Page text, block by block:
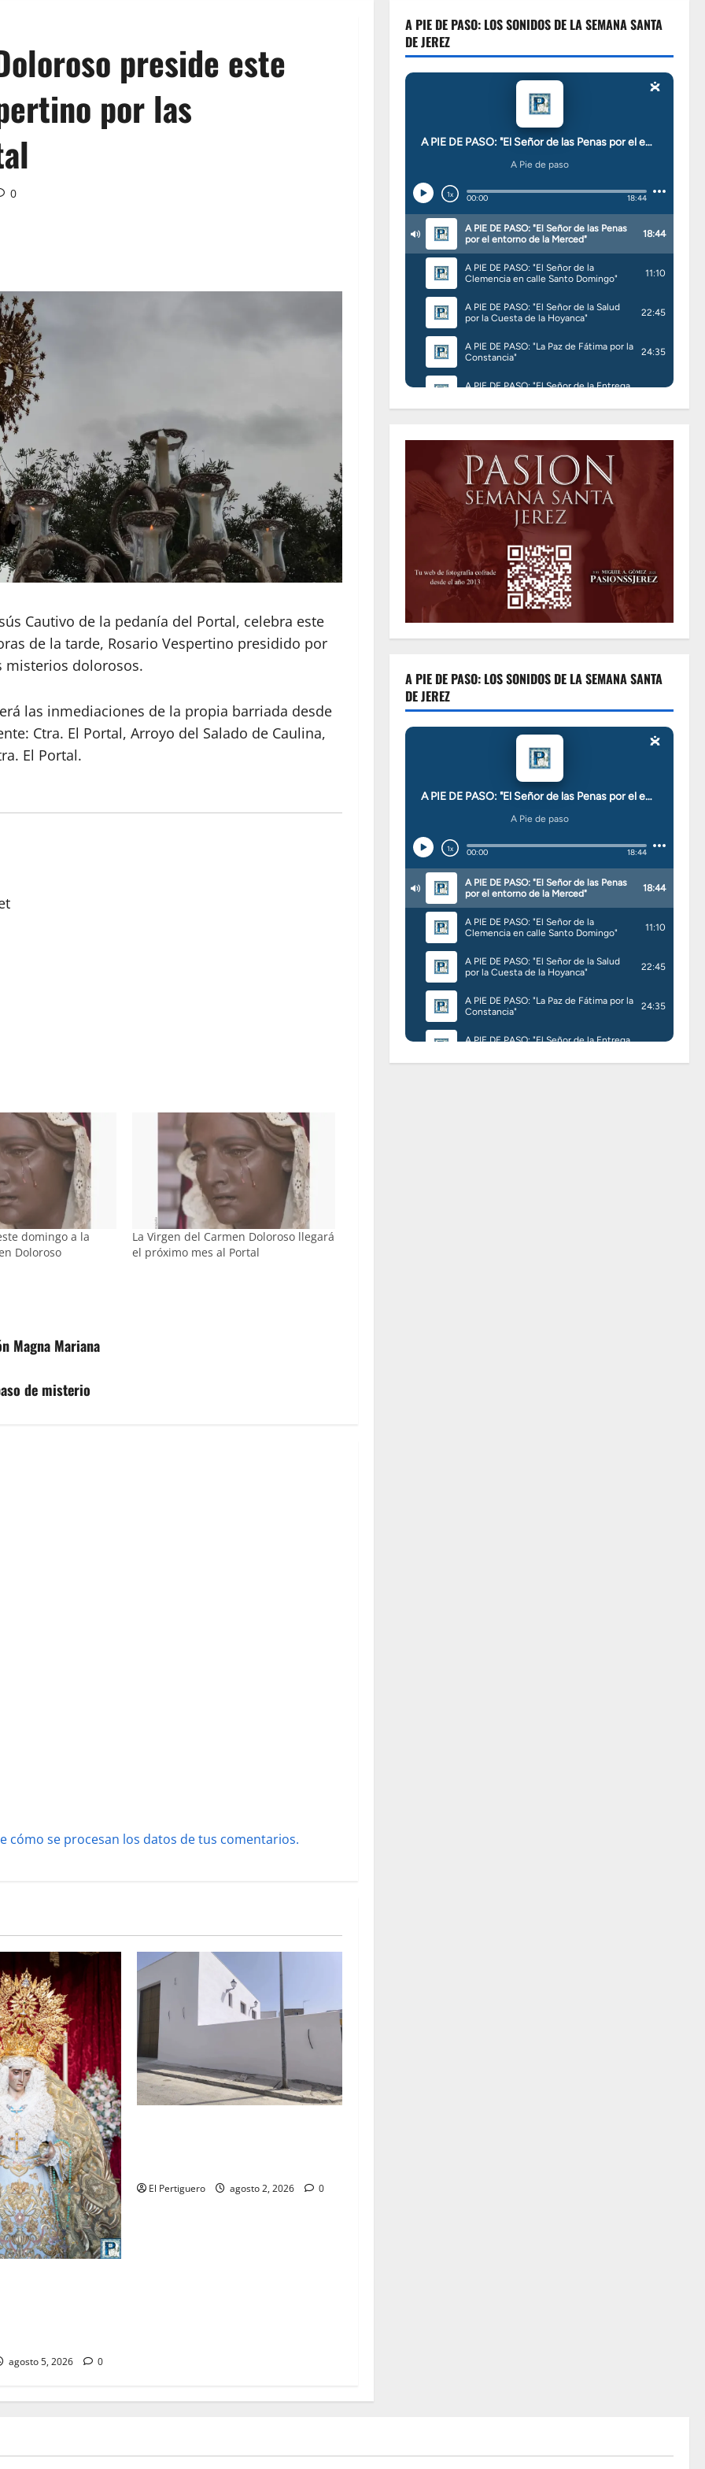
preside este
por las
0
Cautivo de la pedanía del Portal, celebra este
de la tarde, Rosario Vespertino presidido por
misterios dolorosos.
las inmediaciones de la propia barriada desde
Ctra. El Portal, Arroyo del Salado de Caulina,
El Portal.
domingo a la
Doloroso
La Virgen del Carmen Doloroso llegará
el próximo mes al Portal
Magna Mariana
de misterio
cómo se procesan los datos de tus comentarios.
agosto 5, 2026 0
El Pertiguero agosto 2, 2026 0
A PIE DE PASO: LOS SONIDOS DE LA SEMANA SANTA
DE JEREZ
A PIE DE PASO: LOS SONIDOS DE LA SEMANA SANTA
DE JEREZ